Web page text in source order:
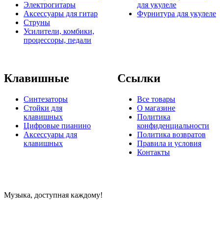
Электрогитары
Аксессуары для гитар
Струны
Усилители, комбики,
процессоры, педали
для укулеле
Фурнитура для укулеле
Клавишные
Синтезаторы
Стойки для
клавишных
Цифровые пианино
Аксессуары для
клавишных
Ссылки
Все товары
О магазине
Политика
конфиденциальности
Политика возвратов
Правила и условия
Контакты
Музыка, доступная каждому!